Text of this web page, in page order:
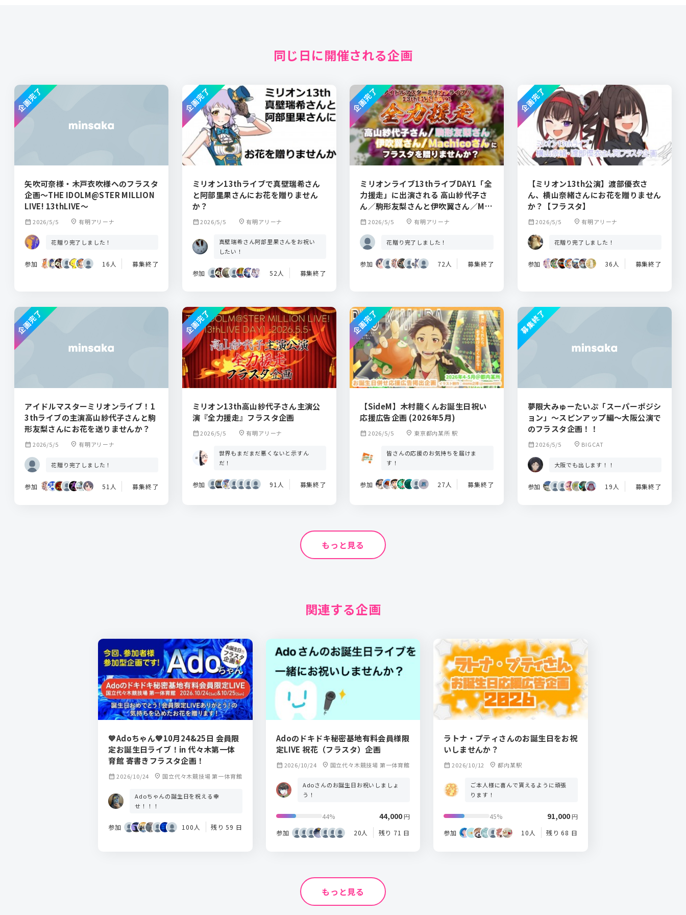
同じ日に開催される企画
矢吹可奈様・木戸衣吹様へのフラスタ
企画～THE IDOLM@STER MILLION
LIVE! 13thLIVE～
calendar_month 2026/5/5 location_on 有明アリーナ
花贈り完了しました！
参加 16人 募集終了
企画完了
ミリオン13thライブで真壁瑞希さん
と阿部里果さんにお花を贈りません
か？
calendar_month2026/5/5 location_on 有明アリーナ
真壁瑞希さん阿部里果さんをお祝い
したい！
参加 52人 募集終了
企画完了
ミリオンライブ13thライブDAY1「全
力援走」に出演される 高山紗代子さ
ん／駒形友梨さんと伊吹翼さん／Mac
hicoさんにフラワースタンドをお贈
りませんか
calendar_month 2026/5/5 location_on 有明アリーナ
花贈り完了しました！
参加 72人 募集終了
企画完了
【ミリオン13th公演】渡部優衣さ
ん、横山奈緒さんにお花を贈りません
か？【フラスタ】
calendar_month2026/5/5 location_on 有明アリーナ
花贈り完了しました！
参加 36人 募集終了
企画完了
アイドルマスターミリオンライブ！1
3thライブの主演高山紗代子さんと駒
形友梨さんにお花を送りませんか？
calendar_month 2026/5/5 location_on 有明アリーナ
花贈り完了しました！
参加 51人 募集終了
企画完了
ミリオン13th高山紗代子さん主演公
演『全力援走』フラスタ企画
calendar_month2026/5/5 location_on 有明アリーナ
世界もまだまだ悪くないと示すん
だ！
参加 91人 募集終了
企画完了
【SideM】木村龍くんお誕生日祝い
応援広告企画 (2026年5月)
calendar_month 2026/5/5 location_on 東京都内某所 駅
皆さんの応援のお気持ちを届けま
す！
参加 27人 募集終了
企画完了
夢限大みゅーたいぷ「スーパーポジシ
ョン」〜スピンアップ編〜大阪公演で
のフラスタ企画！！
calendar_month2026/5/5 location_on BIGCAT
大阪でも出します！！
参加 19人 募集終了
募集終了
もっと見る
関連する企画
💙Adoちゃん💙10月24&25日 会員限
定お誕生日ライブ！in 代々木第一体
育館 寄書きフラスタ企画！
calendar_month 2026/10/24 location_on 国立代々木競技場 第一体育館
Adoちゃんの誕生日を祝える幸
せ！！！
参加 100人 残り 59 日
Adoのドキドキ秘密基地有料会員様限
定LIVE 祝花（フラスタ）企画
calendar_month 2026/10/24 location_on 国立代々木競技場 第一体育館
Adoさんのお誕生日お祝いしましょ
う！
44% 44,000円
参加
20人 残り 71 日
ラトナ・プティさんのお誕生日をお祝
いしませんか？
calendar_month 2026/10/12 location_on 都内某駅
ご本人様に喜んで貰えるように頑張
ります！
45% 91,000円
参加
10人 残り 68 日
もっと見る